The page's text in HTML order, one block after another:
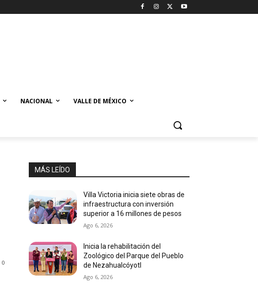
NACIONAL VALLE DE MÉXICO
0
MÁS LEÍDO
Villa Victoria inicia siete obras de
infraestructura con inversión
superior a 16 millones de pesos
Ago 6, 2026
Inicia la rehabilitación del
Zoológico del Parque del Pueblo
de Nezahualcóyotl
Ago 6, 2026